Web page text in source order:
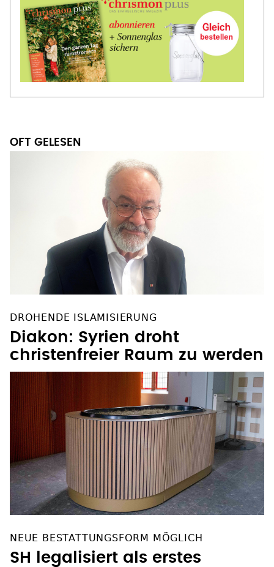
OFT GELESEN
DROHENDE ISLAMISIERUNG
Diakon: Syrien droht
christenfreier Raum zu werden
NEUE BESTATTUNGSFORM MÖGLICH
SH legalisiert als erstes